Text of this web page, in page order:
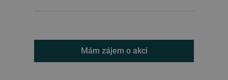
Mám zájem o akci